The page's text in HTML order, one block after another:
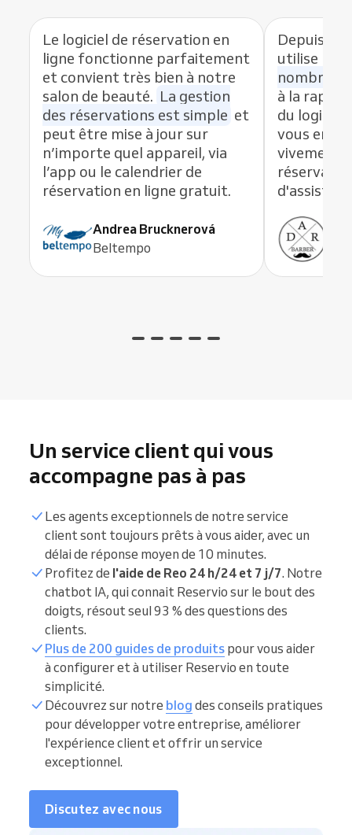
Le logiciel de réservation en
ligne fonctionne parfaitement
et convient très bien à notre
salon de beauté. La gestion
des réservations est simple et
peut être mise à jour sur
n’importe quel appareil, via
l’app ou le calendrier de
réservation en ligne gratuit.
Andrea Brucknerová
Beltempo
Depuis
utilise
nombre
à la
du logiciel
vous en
vivement
Un service client qui vous
accompagne pas à pas
Les agents exceptionnels de notre service
client sont toujours prêts à vous aider, avec un
délai de réponse moyen de 10 minutes.
Profitez de l'aide de Reo 24 h/24 et 7 j/7. Notre
chatbot IA, qui connait Reservio sur le bout des
doigts, résout seul 93 % des questions des
clients.
Plus de 200 guides de produits pour vous aider
à configurer et à utiliser Reservio en toute
simplicité.
Découvrez sur notre blog des conseils pratiques
pour développer votre entreprise, améliorer
l'expérience client et offrir un service
exceptionnel.
Discutez avec nous